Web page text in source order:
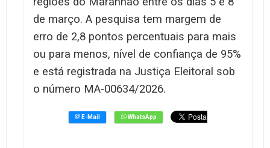
de março. A pesquisa tem margem de
erro de 2,8 pontos percentuais para mais
ou para menos, nível de confiança de 95%
e está registrada na Justiça Eleitoral sob
o número MA-00634/2026.